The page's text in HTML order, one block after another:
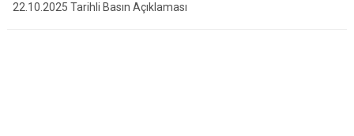
22.10.2025 Tarihli Basın Açıklaması